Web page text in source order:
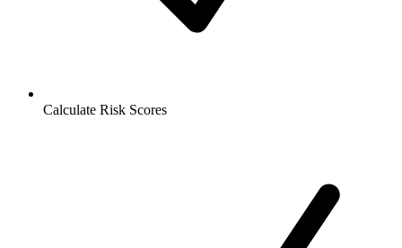
Calculate Risk Scores